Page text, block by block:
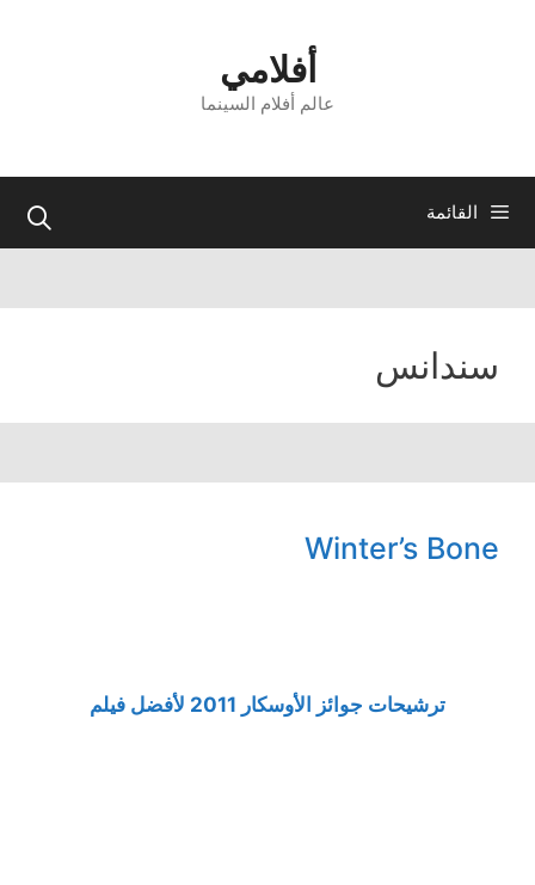
أفلامي
عالم أفلام السينما
القائمة
سندانس
Winter’s Bone
ترشيحات جوائز الأوسكار 2011 لأفضل فيلم